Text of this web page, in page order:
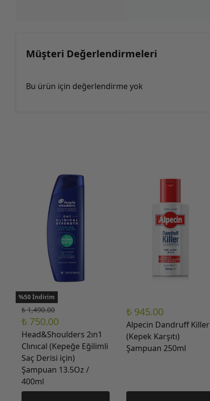
Müşteri Değerlendirmeleri
Bu ürün için değerlendirme yok
%50 İndirim
₺ 1,490.00
₺ 750.00
Head&Shoulders 2ın1
Clınıcal (Kepeğe Eğilimli
Saç Derisi için)
Şampuan 13.5Oz /
400ml
₺ 945.00
Alpecin Dandruff Killer
(Kepek Karşıtı)
Şampuan 250ml